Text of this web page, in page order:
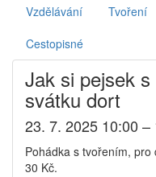
Vzdělávání
Tvoření
Cestopisné
Jak si pejsek
svátku dort
23. 7. 2025 10:00 –
Pohádka s tvořením,
30 Kč.